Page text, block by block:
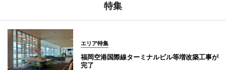
特集
エリア特集
福岡空港国際線ターミナルビル等増改築工事が
完了